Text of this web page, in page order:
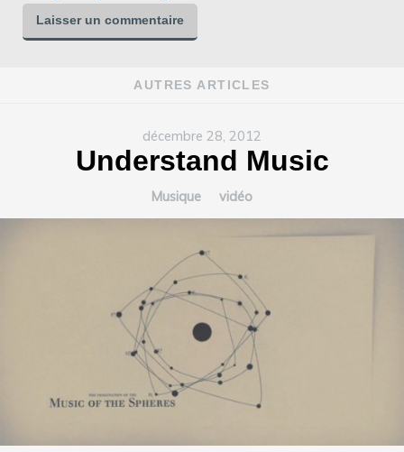
AUTRES ARTICLES
décembre 28, 2012
Understand Music
Musique vidéo